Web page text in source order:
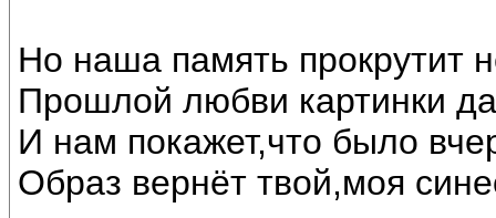
Но наша память прокрутит
Прошлой любви картинки
И нам покажет,что было
Образ вернёт твой,моя